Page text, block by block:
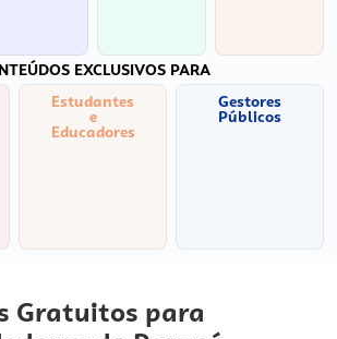
EXCLUSIVOS PARA
Estudantes
e
Educadores
Gestores
Públicos
Gratuitos para